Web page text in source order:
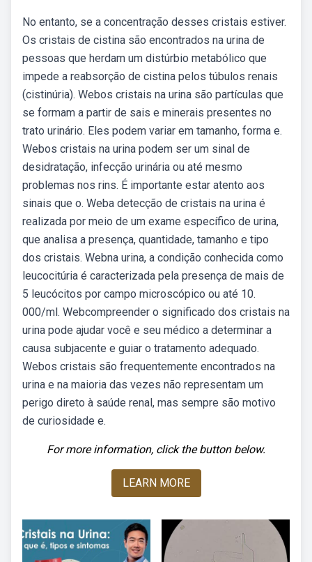
No entanto, se a concentração desses cristais estiver.
Os cristais de cistina são encontrados na urina de
pessoas que herdam um distúrbio metabólico que
impede a reabsorção de cistina pelos túbulos renais
(cistinúria). Webos cristais na urina são partículas que
se formam a partir de sais e minerais presentes no
trato urinário. Eles podem variar em tamanho, forma e.
Webos cristais na urina podem ser um sinal de
desidratação, infecção urinária ou até mesmo
problemas nos rins. É importante estar atento aos
sinais que o. Weba detecção de cristais na urina é
realizada por meio de um exame específico de urina,
que analisa a presença, quantidade, tamanho e tipo
dos cristais. Webna urina, a condição conhecida como
leucocitúria é caracterizada pela presença de mais de
5 leucócitos por campo microscópico ou até 10.
000/ml. Webcompreender o significado dos cristais na
urina pode ajudar você e seu médico a determinar a
causa subjacente e guiar o tratamento adequado.
Webos cristais são frequentemente encontrados na
urina e na maioria das vezes não representam um
perigo direto à saúde renal, mas sempre são motivo
de curiosidade e.
For more information, click the button below.
LEARN MORE